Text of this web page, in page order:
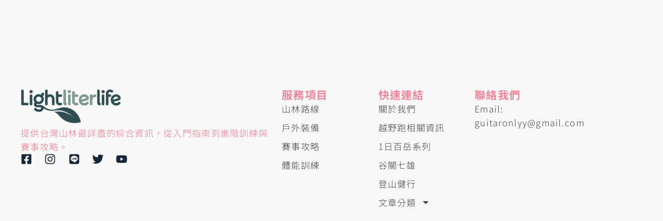
提供台灣山林最詳盡的綜合資訊，從入門指南到進階訓練與
賽事攻略。
服務項目
山林路線
戶外裝備
賽事攻略
體能訓練
快速連結
關於我們
越野跑相關資訊
1日百岳系列
谷關七雄
登山健行
文章分類
聯絡我們
Email:
guitaronlyy@gmail.com